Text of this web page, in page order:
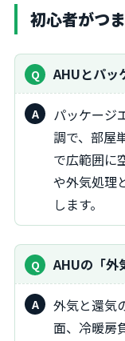
初心者がつ
AHUとパ
パッケージエアコンは室外機とセットの個別空
調で、部屋
で広範囲に
や外気処理
します。
AHUの「
外気と還気の混合比のことです。CO2濃度や衛生
面、冷暖房